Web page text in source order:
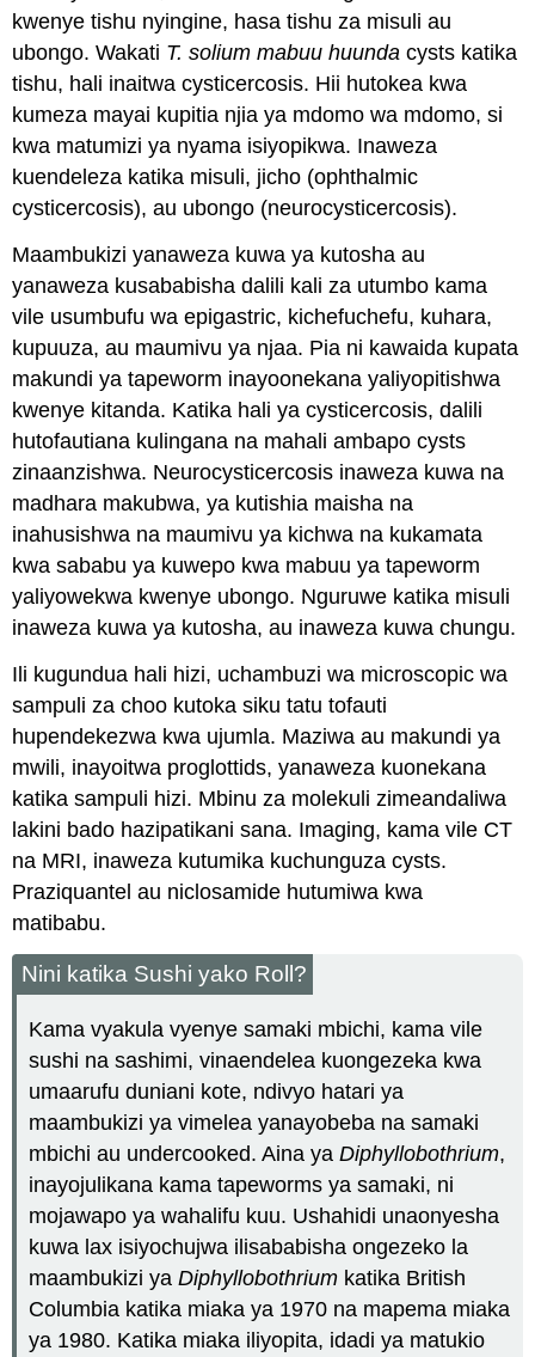
kwenye tishu nyingine, hasa tishu za misuli au
ubongo. Wakati T. solium mabuu huunda cysts katika
tishu, hali inaitwa cysticercosis. Hii hutokea kwa
kumeza mayai kupitia njia ya mdomo wa mdomo, si
kwa matumizi ya nyama isiyopikwa. Inaweza
kuendeleza katika misuli, jicho (ophthalmic
cysticercosis), au ubongo (neurocysticercosis).
Maambukizi yanaweza kuwa ya kutosha au
yanaweza kusababisha dalili kali za utumbo kama
vile usumbufu wa epigastric, kichefuchefu, kuhara,
kupuuza, au maumivu ya njaa. Pia ni kawaida kupata
makundi ya tapeworm inayoonekana yaliyopitishwa
kwenye kitanda. Katika hali ya cysticercosis, dalili
hutofautiana kulingana na mahali ambapo cysts
zinaanzishwa. Neurocysticercosis inaweza kuwa na
madhara makubwa, ya kutishia maisha na
inahusishwa na maumivu ya kichwa na kukamata
kwa sababu ya kuwepo kwa mabuu ya tapeworm
yaliyowekwa kwenye ubongo. Nguruwe katika misuli
inaweza kuwa ya kutosha, au inaweza kuwa chungu.
Ili kugundua hali hizi, uchambuzi wa microscopic wa
sampuli za choo kutoka siku tatu tofauti
hupendekezwa kwa ujumla. Maziwa au makundi ya
mwili, inayoitwa proglottids, yanaweza kuonekana
katika sampuli hizi. Mbinu za molekuli zimeandaliwa
lakini bado hazipatikani sana. Imaging, kama vile CT
na MRI, inaweza kutumika kuchunguza cysts.
Praziquantel au niclosamide hutumiwa kwa
matibabu.
Nini katika Sushi yako Roll?
Kama vyakula vyenye samaki mbichi, kama vile
sushi na sashimi, vinaendelea kuongezeka kwa
umaarufu duniani kote, ndivyo hatari ya
maambukizi ya vimelea yanayobeba na samaki
mbichi au undercooked. Aina yaDiphyllobothrium,
inayojulikana kama tapeworms ya samaki, ni
mojawapo ya wahalifu kuu. Ushahidi unaonyesha
kuwa lax isiyochujwa ilisababisha ongezeko la
maambukizi yaDiphyllobothrium katika British
Columbia katika miaka ya 1970 na mapema miaka
ya 1980. Katika miaka iliyopita, idadi ya matukio